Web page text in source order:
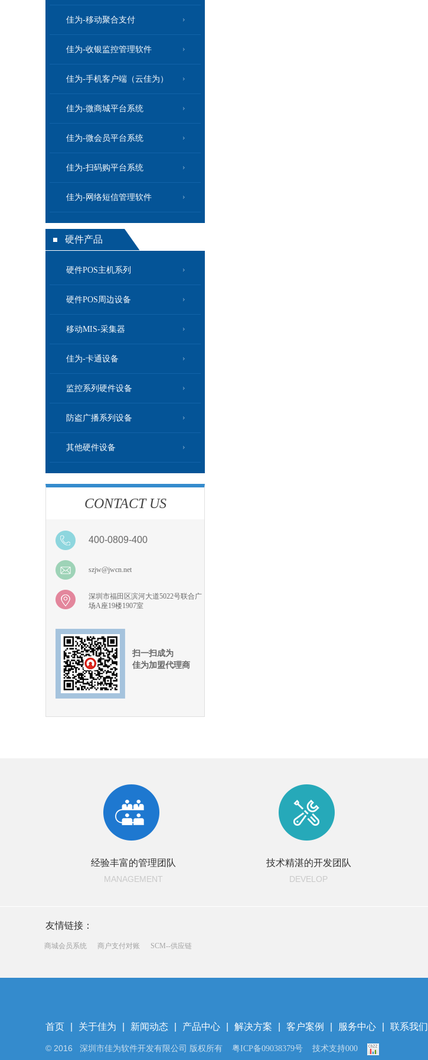
佳为-移动聚合支付
佳为-收银监控管理软件
佳为-手机客户端（云佳为）
佳为-微商城平台系统
佳为-微会员平台系统
佳为-扫码购平台系统
佳为-网络短信管理软件
硬件产品
硬件POS主机系列
硬件POS周边设备
移动MIS-采集器
佳为-卡通设备
监控系列硬件设备
防盗广播系列设备
其他硬件设备
CONTACT US
400-0809-400
szjw@jwcn.net
深圳市福田区滨河大道5022号联合广
场A座19楼1907室
扫一扫成为
佳为加盟代理商
经验丰富的管理团队
MANAGEMENT
技术精湛的开发团队
DEVELOP
友情链接：
商城会员系统 商户支付对账 SCM--供应链
首页 关于佳为 新闻动态 产品中心 解决方案 客户案例 服务中心 联系我们
© 2016 深圳市佳为软件开发有限公司 版权所有 粤ICP备09038379号 技术支持000